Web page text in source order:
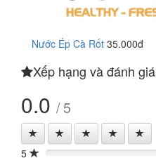
Nước Ép Cà Rốt 35.000đ
Xếp hạng và đánh giá
0.0 / 5
5 0%